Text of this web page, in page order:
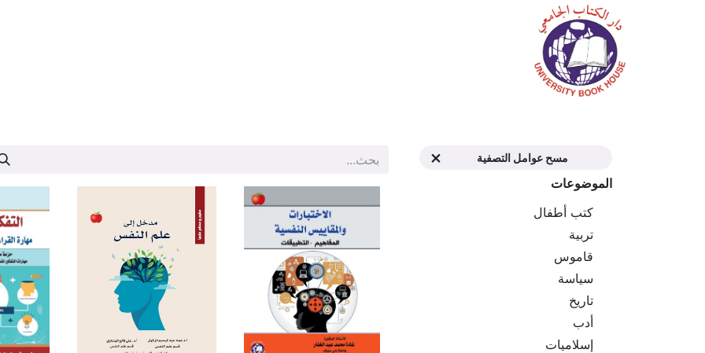
مسح عوامل التصفية
الموضوعات
كتب أطفال
تربية
قاموس
سياسة
تاريخ
أدب
إسلاميات